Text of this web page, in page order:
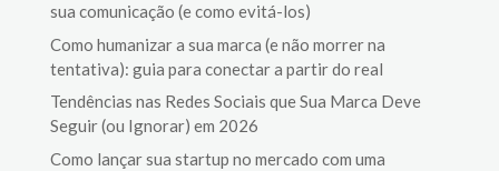
sua comunicação (e como evitá-los)
Como humanizar a sua marca (e não morrer na
tentativa): guia para conectar a partir do real
Tendências nas Redes Sociais que Sua Marca Deve
Seguir (ou Ignorar) em 2026
Como lançar sua startup no mercado com uma